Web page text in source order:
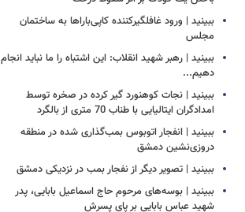
ببینید | ورود غافلگیرکننده کاپی‌باراها به ساختمان
مجلس
ببینید | رهبر شهید انقلاب: این اشتباه را ما نباید انجام
دهیم...
ببینید | نجات کوهنورد گیر کرده در صخره توسط
امدادگران ایتالیایی با طناب 70 متری از بالگرد
ببینید | انفجار اتوبوس بمب‌گذاری شده در منطقه
دروزی‌نشین دمشق
ببینید | تصویر دیگر از نفجار بمب در نزدیکی دمشق
ببینید | بوسه‌های مرحوم حاج اسماعیل بابایی، پدر
شهید عباس بابایی بر پای پسرش